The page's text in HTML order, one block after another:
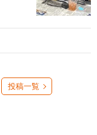
投稿一覧